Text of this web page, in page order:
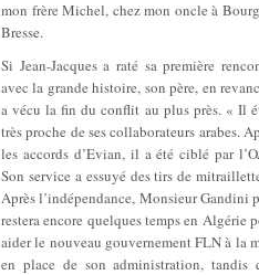
mon frère Michel, chez mon oncle à
Bresse.
Si Jean-Jacques a raté sa première
avec la grande histoire, son père, en
a vécu la fin du conflit au plus près. « Il
très proche de ses collaborateurs arabes.
les accords d’Evian, il a été ciblé par
Son service a essuyé des tirs de
Après l’indépendance, Monsieur Gandini
restera encore quelques temps en Algérie
aider le nouveau gouvernement FLN à la
en place de son administration, tandis